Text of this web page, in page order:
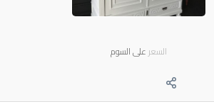
السعر على السوم